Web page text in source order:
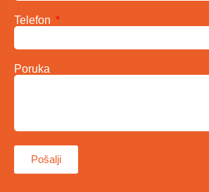
Telefon
Poruka
Pošalji